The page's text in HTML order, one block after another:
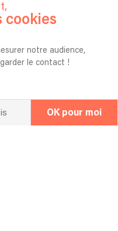
cookies
notre audience,
le contact !
OK pour moi